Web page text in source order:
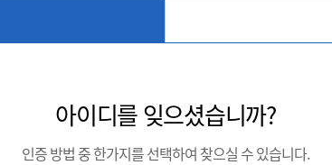
아이디를 잊으셨습니까?
인증 방법 중 한가지를 선택하여 찾으실 수 있습니다.